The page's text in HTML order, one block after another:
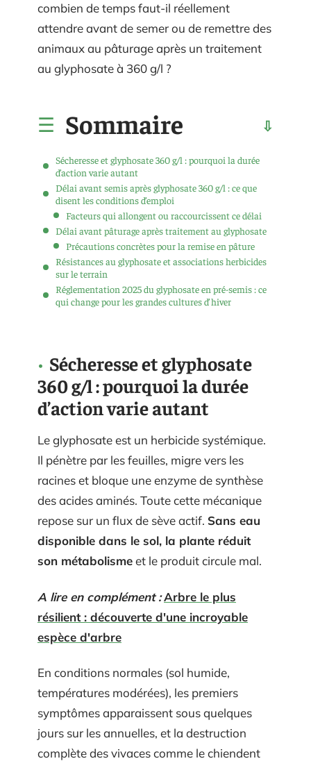
combien de temps faut-il réellement
attendre avant de semer ou de remettre des
animaux au pâturage après un traitement
au glyphosate à 360 g/l ?
Sommaire
Sécheresse et glyphosate 360 g/l : pourquoi la durée
d’action varie autant
Délai avant semis après glyphosate 360 g/l : ce que
disent les conditions d’emploi
Facteurs qui allongent ou raccourcissent ce délai
Délai avant pâturage après traitement au glyphosate
Précautions concrètes pour la remise en pâture
Résistances au glyphosate et associations herbicides
sur le terrain
Réglementation 2025 du glyphosate en pré-semis : ce
qui change pour les grandes cultures d’hiver
Sécheresse et glyphosate
360 g/l : pourquoi la durée
d’action varie autant
Le glyphosate est un herbicide systémique.
Il pénètre par les feuilles, migre vers les
racines et bloque une enzyme de synthèse
des acides aminés. Toute cette mécanique
repose sur un flux de sève actif. Sans eau
disponible dans le sol, la plante réduit
son métabolismeet le produit circule mal.
A lire en complément :Arbre le plus
résilient : découverte d'une incroyable
espèce d'arbre
En conditions normales (sol humide,
températures modérées), les premiers
symptômes apparaissent sous quelques
jours sur les annuelles, et la destruction
complète des vivaces comme le chiendent